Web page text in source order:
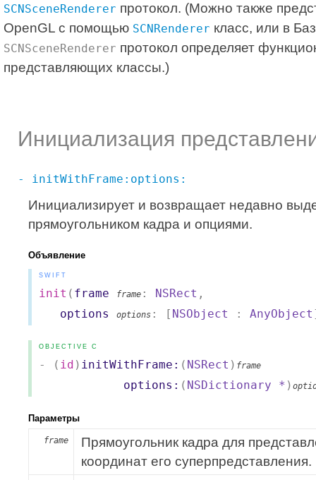
SCNSceneRenderer протокол. (Можно также
OpenGL с помощью SCNRenderer класс, или в
SCNSceneRenderer протокол определяет
представляющих классы.)
Инициализация
- initWithFrame:options:
Инициализирует и возвращает недавно
прямоугольником кадра и опциями.
Объявление
SWIFT
init ( frame frame : NSRect ,
options
options : [ NSObject : AnyObject
OBJECTIVE C
- ( id ) initWithFrame: ( NSRect ) frame
options: ( NSDictionary * )
Параметры
frame
Прямоугольник кадра для
координат его суперпредставления.